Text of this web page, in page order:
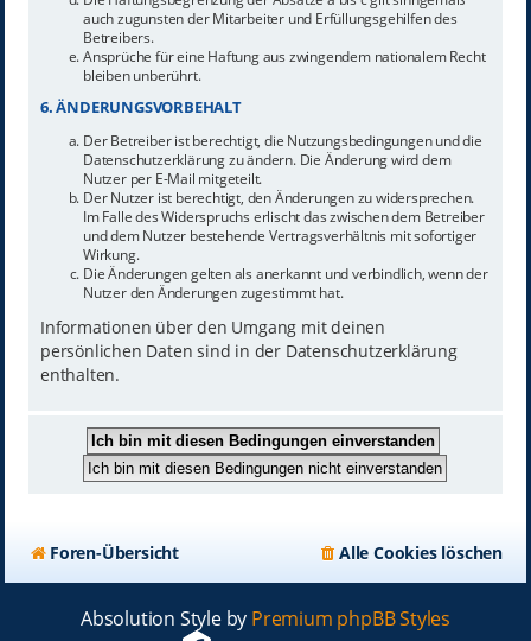
auch zugunsten der Mitarbeiter und Erfüllungsgehilfen des
Betreibers.
Ansprüche für eine Haftung aus zwingendem nationalem Recht
bleiben unberührt.
6. ÄNDERUNGSVORBEHALT
Der Betreiber ist berechtigt, die Nutzungsbedingungen und die
Datenschutzerklärung zu ändern. Die Änderung wird dem
Nutzer per E-Mail mitgeteilt.
Der Nutzer ist berechtigt, den Änderungen zu widersprechen.
Im Falle des Widerspruchs erlischt das zwischen dem Betreiber
und dem Nutzer bestehende Vertragsverhältnis mit sofortiger
Wirkung.
Die Änderungen gelten als anerkannt und verbindlich, wenn der
Nutzer den Änderungen zugestimmt hat.
Informationen über den Umgang mit deinen
persönlichen Daten sind in der Datenschutzerklärung
enthalten.
Foren-Übersicht Alle Cookies löschen
Absolution Style by Premium phpBB Styles